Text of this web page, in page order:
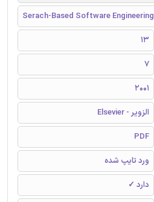
Serach-Based Software Engineering
13
7
2001
الزویر - Elsevier
PDF
ورد تایپ شده
دارد ✓